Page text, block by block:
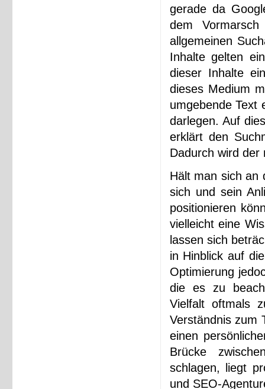
gerade da
dem
allgemeinen
Inhalte gelten
dieser Inhalte
dieses Medium
umgebende Text
darlegen. Auf
erklärt den
Dadurch wird der
Hält man sich an
sich und sein
positionieren
vielleicht eine
lassen sich
in Hinblick auf
Optimierung
die es zu
Vielfalt oftmals
Verständnis zum
einen
Brücke
schlagen, liegt
und SEO-